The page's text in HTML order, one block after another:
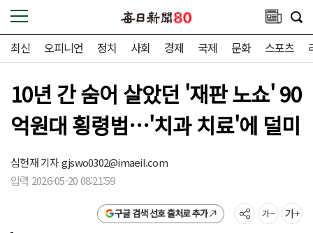
최신 오피니언 정치 사회 경제 국제 문화 스포츠
10년 간 숨어 살았던 '재판 노쇼' 90
억원대 횡령범…'치과 치료'에 덜미
심헌재 기자gjswo0302@imaeil.com
입력 2026-05-20 08:21:59
구글 검색 선호 출처로 추가